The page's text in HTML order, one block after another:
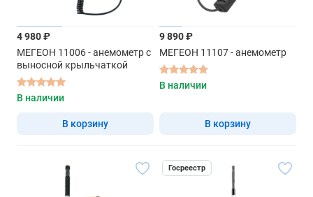
4 980 ₽
МЕГЕОН 11006 - анемометр с
выносной крыльчаткой
В наличии
В корзину
9 890 ₽
МЕГЕОН 11107 - анемометр
В наличии
В корзину
Госреестр